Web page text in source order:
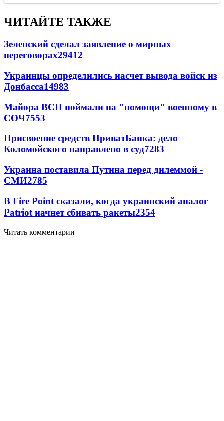
ЧИТАЙТЕ ТАКЖЕ
Зеленский сделал заявление о мирных
переговорах29412
Украинцы определились насчет вывода войск из
Донбасса14983
Майора ВСП поймали на "помощи" военному в
СОЧ7553
Присвоение средств ПриватБанка: дело
Коломойского направлено в суд7283
Украина поставила Путина перед дилеммой -
СМИ2785
В Fire Point сказали, когда украинский аналог
Patriot начнет сбивать ракеты2354
Читать комментарии